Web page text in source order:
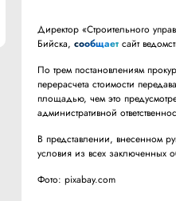
Директор «Строительного
Бийска,сообщает сайт
По трем постановлениям
перерасчета стоимости
площадью, чем это
административной
В представлении, внесенном
условия из всех заключенных
Фото: pixabay.com